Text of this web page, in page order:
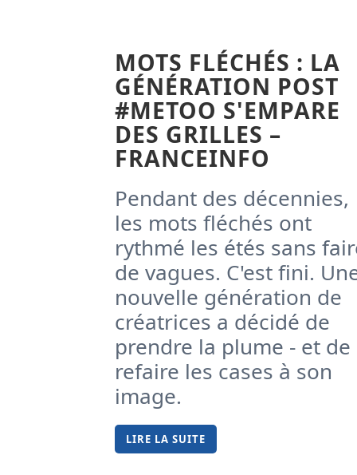
MOTS FLÉCHÉS : LA
GÉNÉRATION POST
#METOO S'EMPARE
DES GRILLES –
FRANCEINFO
Pendant des décennies,
les mots fléchés ont
rythmé les étés sans
de vagues. C'est fini.
nouvelle génération de
créatrices a décidé de
prendre la plume - et de
refaire les cases à son
image.
LIRE LA SUITE